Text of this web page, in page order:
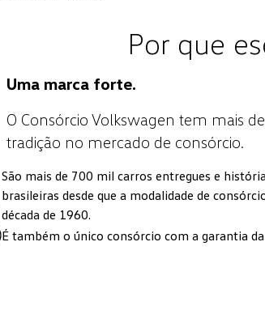
Por que
Uma marca forte.
O Consórcio Volkswagen tem mais
tradição no mercado de consórcio.
São mais de 700 mil carros entregues e
brasileiras desde que a modalidade de
década de 1960.
É também o único consórcio com a garantia